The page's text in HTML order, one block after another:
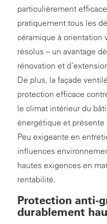
particulièrement
pratiquement tous les
céramique à orientation
résolus – un avantage
rénovation et
De plus, la façade
protection efficace
le climat intérieur du
énergétique et
Peu exigeante en
influences
hautes exigences en
rentabilité.
Protection anti-
durablement